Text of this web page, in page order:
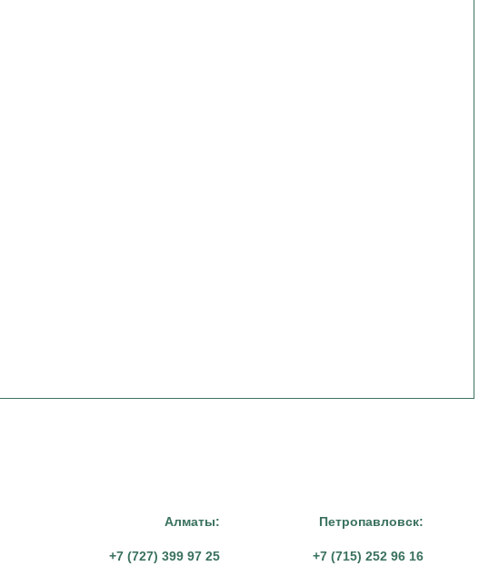
Алматы:
+7 (727) 399 97 25
Петропавловск:
+7 (715) 252 96 16